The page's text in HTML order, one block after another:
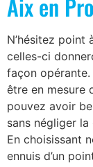
Aix en
N’hésitez point
celles-ci
façon
être en mesure
pouvez avoir
sans négliger
En choisissant
ennuis d’un